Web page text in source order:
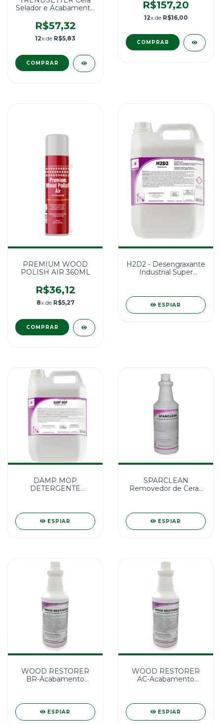
Selador e Acabamento
R$57,32
12x de R$5,83
R$157,20
12x de R$16,00
PREMIUM WOOD
POLISH AIR 360ML
R$36,12
8x de R$5,27
H2D2 - Desengraxante
Industrial Super
ESPIAR
DAMP MOP
DETERGENTE
ESPIAR
SPARCLEAN
Removedor de Ceras
ESPIAR
WOOD RESTORER
BR-Acabamento
ESPIAR
WOOD RESTORER
AC-Acabamento
ESPIAR